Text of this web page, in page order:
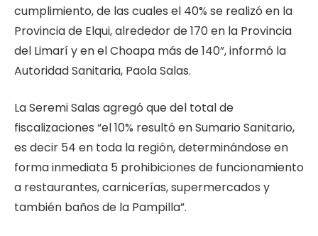
cumplimiento, de las cuales el 40% se realizó en la
Provincia de Elqui, alrededor de 170 en la Provincia
del Limarí y en el Choapa más de 140”, informó la
Autoridad Sanitaria, Paola Salas.
La Seremi Salas agregó que del total de
fiscalizaciones “el 10% resultó en Sumario Sanitario,
es decir 54 en toda la región, determinándose en
forma inmediata 5 prohibiciones de funcionamiento
a restaurantes, carnicerías, supermercados y
también baños de la Pampilla”.